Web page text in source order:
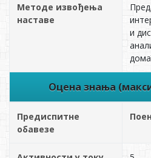
Методе извођења
наставе
и
Оцена знања
Предиспитне
обавезе